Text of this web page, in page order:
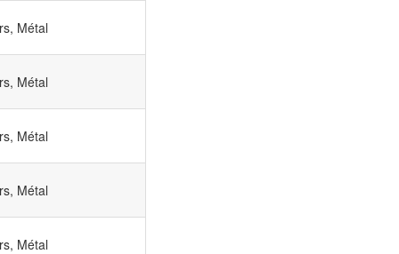
Métal
Métal
Métal
Métal
Métal